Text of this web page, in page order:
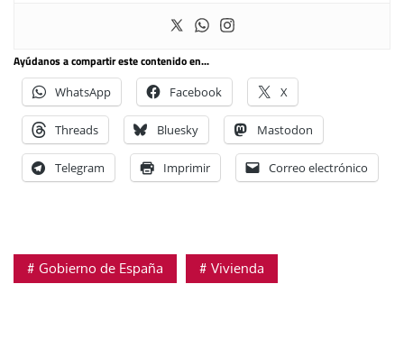
Ayúdanos a compartir este contenido en...
WhatsApp Facebook X
Threads Bluesky Mastodon
Telegram Imprimir Correo electrónico
Gobierno de España Vivienda